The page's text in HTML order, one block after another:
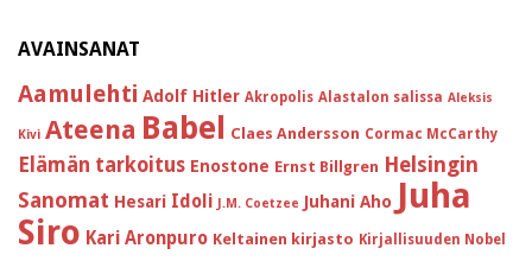
AVAINSANAT
Aamulehti Adolf Hitler Akropolis Alastalon salissa Aleksis
Kivi Ateena Babel Claes Andersson Cormac McCarthy
Elämän tarkoitus Enostone Ernst Billgren Helsingin
Sanomat Hesari Idoli J.M. Coetzee Juhani Aho Juha
Siro Kari Aronpuro Keltainen kirjasto Kirjallisuuden Nobel